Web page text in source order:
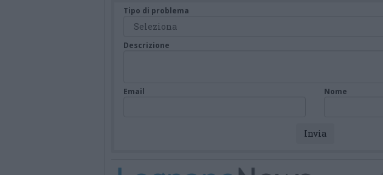
Tipo di problema
Descrizione
Email Nome